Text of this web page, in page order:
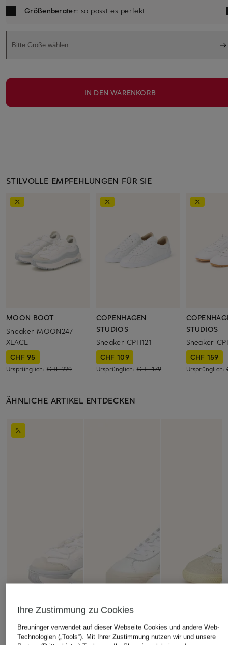
Größenberater: so passt es perfekt
Bitte Größe wählen
IN DEN WARENKORB
STILVOLLE EMPFEHLUNGEN FÜR SIE
MOON BOOT
Sneaker MOON247
XLACE
CHF 95
Ursprünglich: CHF 229
COPENHAGEN
STUDIOS
Sneaker CPH121
CHF 109
Ursprünglich:CHF 179
STUDIOS
Sneaker
CHF 159
Ursprünglich:
ÄHNLICHE ARTIKEL ENTDECKEN
Ihre Zustimmung zu Cookies
Breuninger verwendet auf dieser Webseite Cookies und andere Web-
Technologien („Tools“). Mit Ihrer Zustimmung nutzen wir und unsere